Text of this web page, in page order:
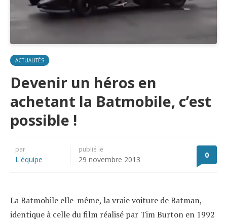
ACTUALITÉS
Devenir un héros en
achetant la Batmobile, c’est
possible !
par
L'équipe
publié le
29 novembre 2013 0
La Batmobile elle-même, la vraie voiture de Batman,
identique à celle du film réalisé par Tim Burton en 1992